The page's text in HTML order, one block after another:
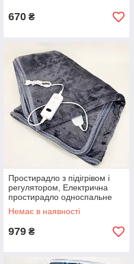
670 ₴
Простирадло з підігрівом і
регулятором, Електрична
простирадло односпальне
Електронне YF-51
Немає в наявності
979 ₴